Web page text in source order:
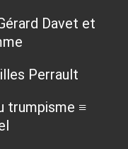
Davet et
Perrault
trumpisme ≡